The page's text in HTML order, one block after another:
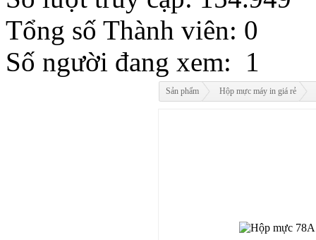
SEK
Tổng số Thành viên: 0
Số người đang xem: 1
Sản phẩm Hộp mực máy in giá rẻ